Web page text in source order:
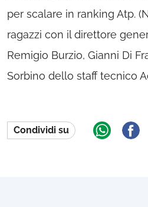
per scalare in ranking Atp.
ragazzi con il direttore
Remigio Burzio, Gianni Di
Sorbino dello staff tecnico
Condividi su